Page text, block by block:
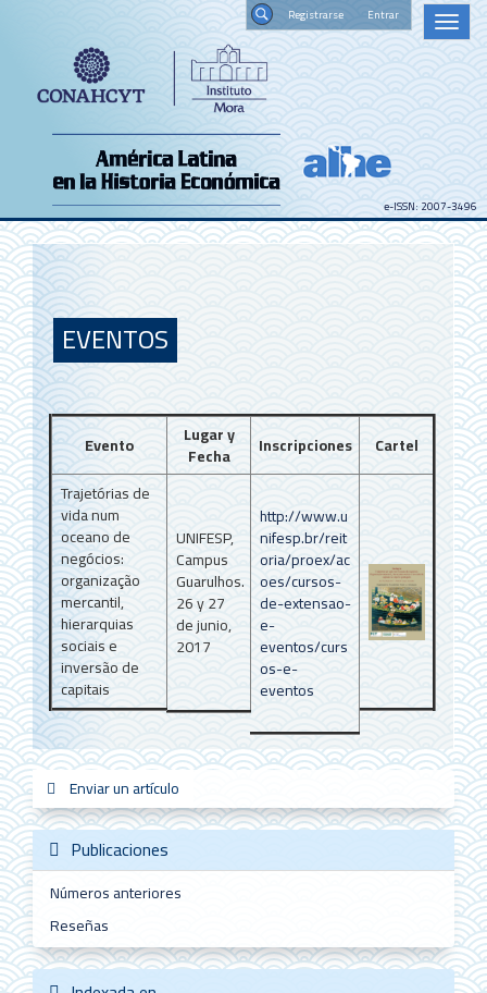
Contenido
principal
Barra
Toggle
e-ISSN: 2007-3496
EVENTOS
Evento Lugar y
Fecha Inscripciones
Cartel
Trajetórias de
vida num
oceano de
negócios:
organização
mercantil,
hierarquias
sociais e
inversão de
capitais
UNIFESP,
Campus
Guarulhos.
26 y 27
de junio,
2017
http://www.u
nifesp.br/reit
oria/proex/ac
oes/cursos-
de-extensao-
e-
eventos/curs
os-e-
eventos
un
artículo
Enviar un artículo
Publicaciones
Números anteriores
Reseñas
redes